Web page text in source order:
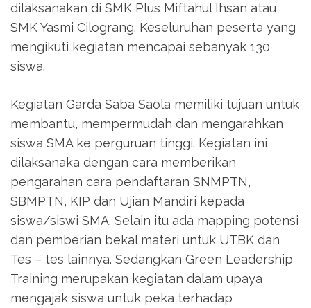
dilaksanakan di SMK Plus Miftahul Ihsan atau
SMK Yasmi Cilograng. Keseluruhan peserta yang
mengikuti kegiatan mencapai sebanyak 130
siswa.
Kegiatan Garda Saba Saola memiliki tujuan untuk
membantu, mempermudah dan mengarahkan
siswa SMA ke perguruan tinggi. Kegiatan ini
dilaksanaka dengan cara memberikan
pengarahan cara pendaftaran SNMPTN,
SBMPTN, KIP dan Ujian Mandiri kepada
siswa/siswi SMA. Selain itu ada mapping potensi
dan pemberian bekal materi untuk UTBK dan
Tes – tes lainnya. Sedangkan Green Leadership
Training merupakan kegiatan dalam upaya
mengajak siswa untuk peka terhadap